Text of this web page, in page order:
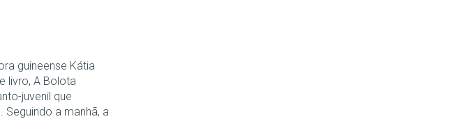
guineense Kátia
livro, A Bolota
juvenil que
a manhã, a